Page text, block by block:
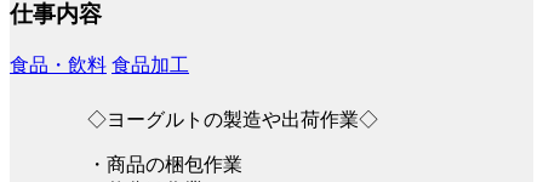
仕事内容
食品・飲料 食品加工
◇ヨーグルトの製造や出荷作業◇
・商品の梱包作業